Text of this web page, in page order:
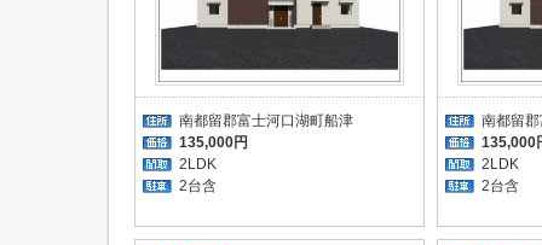
南都留郡富士河口湖町船津
135,000円
2LDK
2台含
南都留
135,000
2LDK
2台